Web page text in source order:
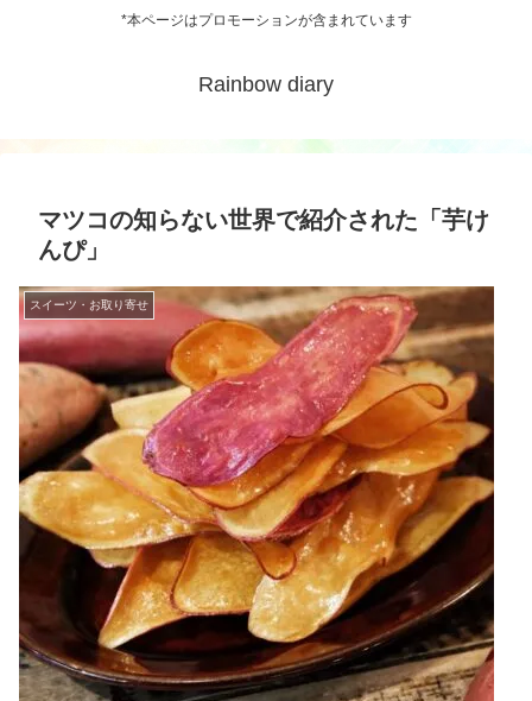
*本ページはプロモーションが含まれています
Rainbow diary
マツコの知らない世界で紹介された「芋け
んぴ」
スイーツ・お取り寄せ